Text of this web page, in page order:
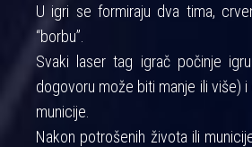
U igri se formiraju dva tima,
“borbu”.
Svaki laser tag igrač počinje
dogovoru može biti manje ili više)
municije.
Nakon potrošenih života ili